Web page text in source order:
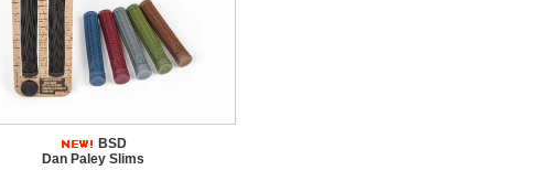
BSD
Dan Paley Slims